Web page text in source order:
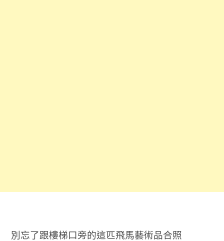
別忘了跟樓梯口旁的這匹飛馬藝術品合照